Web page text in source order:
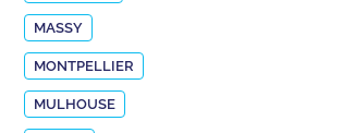
MASSY
MONTPELLIER
MULHOUSE